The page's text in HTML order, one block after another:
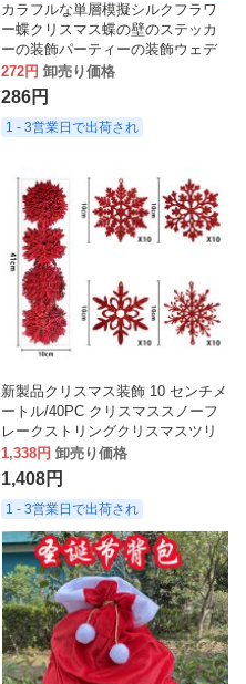
カラフルな単層模擬シルクフラワ
ー蝶クリスマス蝶の壁のステッカ
ーの装飾パーティーの装飾ウェデ
ィングアレンジメントアクセサリ
ー
272円 卸売り価格
286円
1 - 3営業日で出荷され
新製品クリスマス装飾 10 センチメ
ートル/40PC クリスマススノーフ
レークストリングクリスマスツリ
ーペンダント
1,338円 卸売り価格
1,408円
1 - 3営業日で出荷され